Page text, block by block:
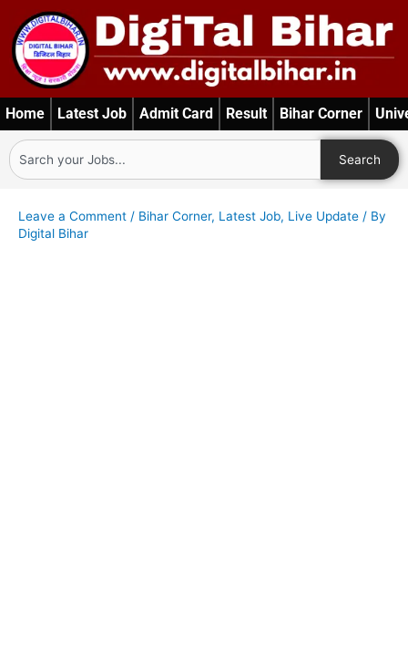
content
Home Latest Job Admit Card Result Bihar Corner
Search
Search
Leave a Comment / Bihar Corner, Latest Job, Live Update / By
Digital Bihar